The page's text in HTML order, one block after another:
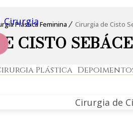
Plástica
Plástica Feminina Cirurgia de Cisto
CISTO